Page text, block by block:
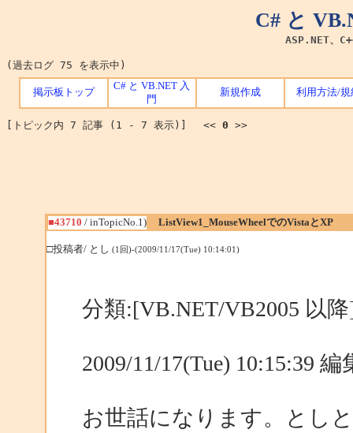
C# と
ASP.NET、
(過去ログ 75 を表示中)
掲示板トップ
C# と VB.NET 入
門
新規作成 利用方法/規
[トピック内 7 記事 (1 - 7 表示)] << 0 >>
■43710 / inTopicNo.1) ListView1_MouseWheelでのVistaとXP
□投稿者/ とし (1回)-(2009/11/17(Tue) 10:14:01)
分類:[VB.NET/VB2005 以
2009/11/17(Tue) 10:15:39
お世話になります。とし